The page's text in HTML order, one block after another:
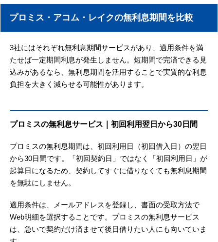
プロミス・アコム・レイクの無利息期間を比較
3社にはそれぞれ無利息期間サービスがあり、適用条件を満
たせば一定期間利息が発生しません。短期間で完済できる見
込みがあるなら、無利息期間を活用することで実質的な利息
負担を大きく減らせる可能性があります。
プロミスの無利息サービス｜初回利用翌日から30日間
プロミスの無利息期間は、初回利用日（初回借入日）の翌日
から30日間です。「初回契約日」ではなく「初回利用日」が
起算日になるため、契約してすぐに借りなくても無利息期間
を無駄にしません。
適用条件は、メールアドレスを登録し、書面の受取方法で
Web明細を選択することです。プロミスの無利息サービス
は、急いで契約だけ済ませて後日借りたい人にも向いていま